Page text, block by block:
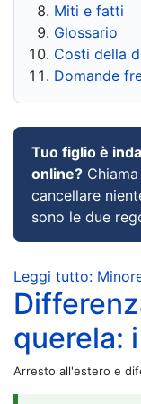
Miti e fatti
Glossario
Costi della
Domande
Tuo figlio è
online? Chiama
cancellare
sono le due
Leggi tutto:
querela:
Arresto all'estero e